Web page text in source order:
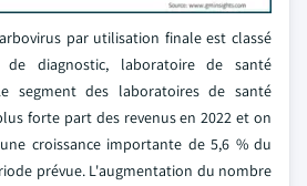
par utilisation finale est classé
diagnostic, laboratoire de santé
segment des laboratoires de santé
forte part des revenus en 2022 et on
croissance importante de 5,6 % du
prévue. L'augmentation du nombre